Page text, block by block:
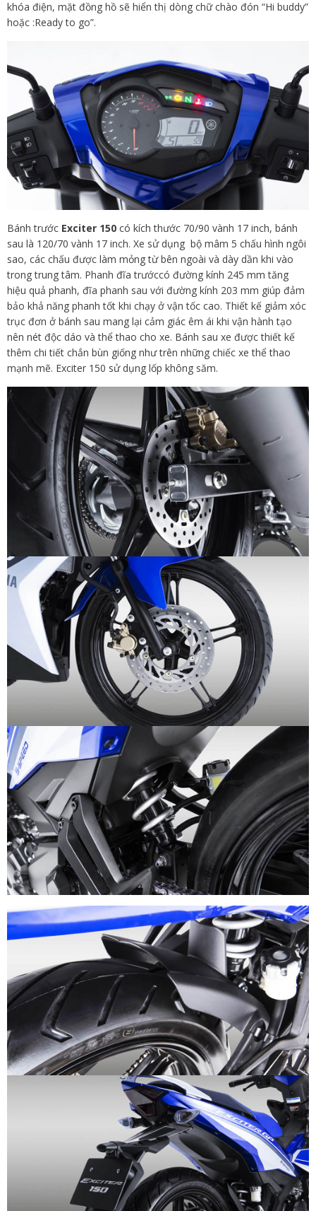
khóa điện, mặt đồng hồ sẽ hiển thị dòng chữ chào đón “Hi buddy”
hoặc :Ready to go”.
Bánh trước Exciter 150 có kích thước 70/90 vành 17 inch, bánh
sau là 120/70 vành 17 inch. Xe sử dụng bộ mâm 5 chấu hình ngôi
sao, các chấu được làm mỏng từ bên ngoài và dày dần khi vào
trong trung tâm. Phanh đĩa trướccó đường kính 245 mm tăng
hiệu quả phanh, đĩa phanh sau với đường kính 203 mm giúp đảm
bảo khả năng phanh tốt khi chạy ở vận tốc cao. Thiết kế giảm xóc
trục đơn ở bánh sau mang lại cảm giác êm ái khi vận hành tạo
nên nét độc dáo và thể thao cho xe. Bánh sau xe được thiết kế
thêm chi tiết chắn bùn giống như trên những chiếc xe thể thao
mạnh mẽ. Exciter 150 sử dụng lốp không săm.